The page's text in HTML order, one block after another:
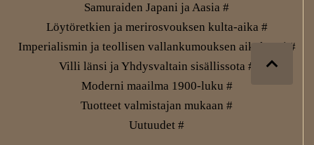
Samuraiden Japani ja Aasia #
Löytöretkien ja merirosvouksen kulta-aika #
Imperialismin ja teollisen vallankumouksen aikakausi #
Villi länsi ja Yhdysvaltain sisällissota #
Moderni maailma 1900-luku #
Tuotteet valmistajan mukaan #
Uutuudet #